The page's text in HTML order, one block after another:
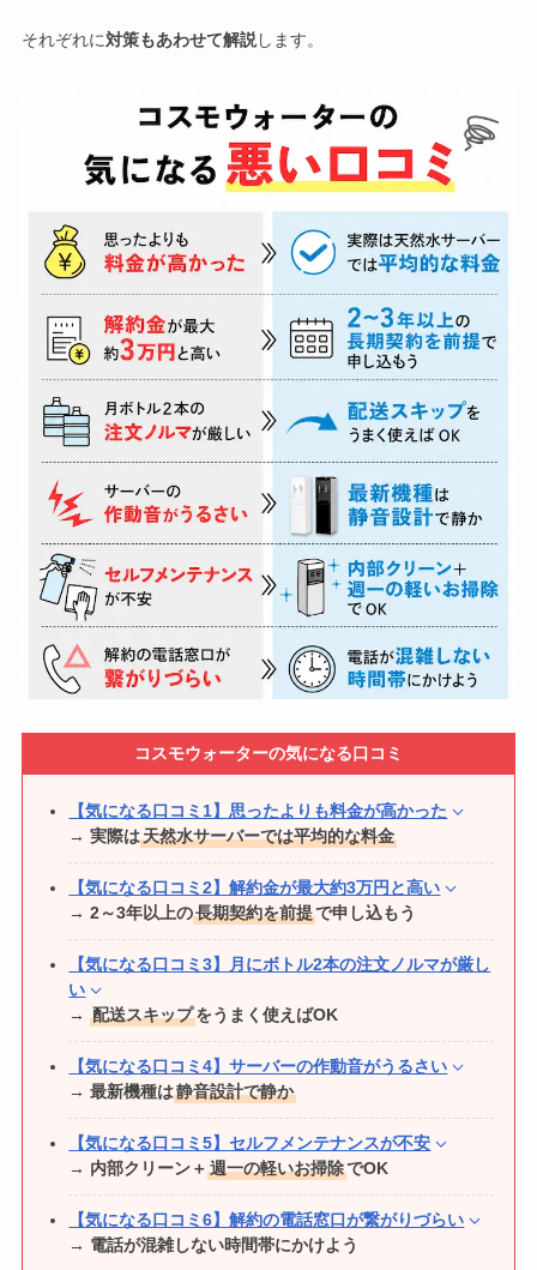
お手入れや掃除で面倒な点はある？
基本的には背面のフィルターと、ノズル部分や受け皿を定期的
に拭いたり洗ったりする程度です。
毎日の家事の中で無理なく取り入れられるレベルなので、忙し
使用後のボトルはペットボトルゴミとして捨てられる
不満な点はある？
今使っているサーバーに不満は特にありませんが、強いて言う
なら水を飲む際に紙コップを使用しているため、水を出すのに
紙コップでレバーを押す際、コップが変形してしまうのが気に
なります。
水を出すボタンが別に付いていて、押している間だけ出るかも
しくはワンタッチでON・OFFが切り替えられるようになって
いれば、コップを注ぎ口の下に置いてボタンを押すだけでよく
なるので良いと思います。
また、紙コップホルダーがサーバーに標準で備わっていると良
いと思いました。
サーバーの「音」については？
寝室に置いていますが、 就寝中にサーバーから出る音は全く気
になりません。
たまに水を汲み上げる際の給水音や「
音がしますが、ボリュームはそれほど大きくないのでストレス
には感じていません。
ボトル交換については？
サーバの足元のバケツにボトルをセットして押し込むだけなの
で、重たいボトルをサーバの上まで持ち上げる必要がなく、非
力な妻でも自力交換ができるようになった ので気に入っていま
す。
ボトルは約12キロあるので重さは感じますが、ボトル底面にグ
不満な点はある？
水ボトルの重さは改善してほしい点
です(高齢者や女性に対して
また、
料金についても「いくつ以上でまとめ割り」とかがあれ
ばいいな、と思います。
ボトルは1番改善してほしいところではあります。
現状、 ボトルの上側に取手などがなく(ボトルの下側にはありま
す)、パツパツの段ボールから取り出しづらく、さらに取り出し
サーバーの「音」については？
子供達がお昼寝してる時も、リビングで夜ゆっくり過ごしてい
る時も、夜中にふと目が覚めたときも…
とにかく全く音が気に
なりません。
主人もびっくりしていました。
たまにボトルが凹む音は大きいですが、一瞬なのでそこまで気
ボトル交換については？
足元で変えられるので、女性でも意外と簡単に変えられます。
ただやはりお水なので重いのは重いです！
ボトル二本がひとくくり（一個の段ボール）でくるので、家に
入れるのが大変なのと、入っている段ボールが意外とパツパツ
に入っているので、そこは少し取り出しにくいかなと感じま
す。
ウォーターサーバーの上部までは持ち上げなくて済むのでその
点は本当に助かります。
お手入れや掃除で面倒な点はある？
本当にスッキリ余分なものがないので、お手入れしやすそうだ
なという印象 です。
水受けはよく拭いていますが、網の部分のみ取れるので、掃除
しやすいです。
ました。
朝起きたときや食事の準備中、在宅ワークの合間な
ど、こまめに水分補給をするようになりました。
一番良かったのは、 その結果として体調が整ってきた
ことで
肌の調子が良くなったり、疲れにくくなったのを実感していま
す。
生活全体が快適になりました。
1日の中でどんなふうに使ってる？
冷蔵庫で水出ししている緑茶のボトル
や、昼食後のコーヒーを
出かける際には水筒やマイボトルにそのまま給水しています。
料理では、ご飯を炊くとき、お味噌汁を作る際にも使用してい
ます。
疲れて限界の時にお湯を沸かさず、そのままカップ麺に熱湯を
注げる時に一番便利だなと感じています。
不満な点はある？
現在使っているウォーターサーバーは下置きタイプで、重たい
ボトルを持ち上げずに交換できる点はとても助かっています。
しかし、
くはまらず何度かやり直すことがある点は改善されたら嬉しい
もう少しガイドがしっかりしていてスムーズに設置できるよう
になれば、さらに使いやすいと思います。
給水時の音の大きさもかなり大きく気になってしまうので、も
う少し静かになるよう改善されたら嬉しいなと思います。
サーバーの「音」については？
サーバーレンタル代はかかっておらず、
良いと思っています。
4000円水を買うと思うと高く感じますが、水筒に水を入れて外
出することが多く、 外でお茶やジュースを買うことを考えると
使い終わるとボトルは勝手に縮む
導入してみて、生活はどう変わった？
一番変わったことは、
気軽に水分補給できるのでマメに水分を
摂る習慣がつきました。
一番良かったことは、授乳期はミルクに頼っていたので素早く
適温のミルクを用意できて育児のストレスを軽減できたと思い
ミルクを作らなくなってからも、子どもが自分で水を入れて飲
コーヒーをハンドドリップで淹れる時も、ウォーターサーバー
のお湯を使うと温度が一定で味も一定なので上手く淹れられる
1日の中でどんなふうに使ってる？
全員、朝起きて冷たい水をまず一杯飲みます。
そして日中、紅茶やコーヒーを淹れる時にお湯を利用します。
ウォーターサーバーの近くに紙コップを置いているので、 子ど
もは日中、喉が渇いたら自分で水を飲んでマメに水分補給がで
きています。
夜は、夫がソーダストリームのボトルにウォーターサーバーの
水を入れて炭酸水を作ってお酒とレモン汁等と割って飲んでい
ます。
夜寝る前にも、家族全員コップ一杯飲んでいます。
夜中も喉が渇いたら水分補給でさっと一杯飲んでいます。
それぞれに対策もあわせて解説します。
コスモウォーターの気になる口コミ
【気になる口コミ1】思ったよりも料金が高かった
→ 実際は天然水サーバーでは平均的な料金
【気になる口コミ2】解約金が最大約3万円と高い
→ 2～3年以上の長期契約を前提で申し込もう
【気になる口コミ3】月にボトル2本の注文ノルマが厳し
い
→配送スキップをうまく使えばOK
【気になる口コミ4】サーバーの作動音がうるさい
→ 最新機種は静音設計で静か
【気になる口コミ5】セルフメンテナンスが不安
→ 内部クリーン＋週一の軽いお掃除でOK
【気になる口コミ6】解約の電話窓口が繋がりづらい
→ 電話が混雑しない時間帯にかけよう